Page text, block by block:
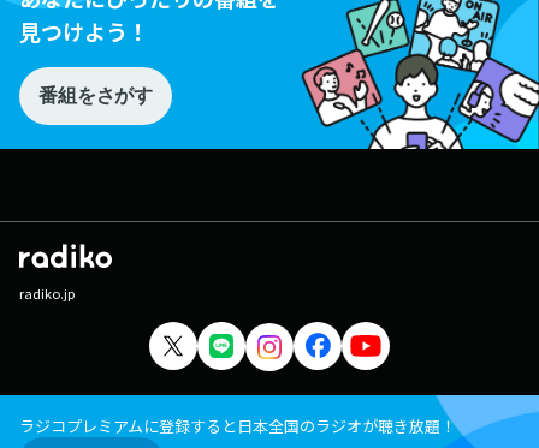
見つけよう！
番組をさがす
radiko.jp
ラジコプレミアムに登録すると日本全国のラジオが聴き放題！